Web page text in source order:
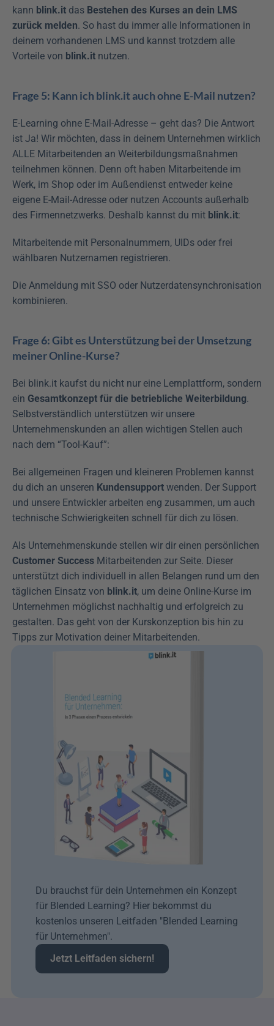
kann blink.it das Bestehen des Kurses an dein LMS
zurück melden. So hast du immer alle Informationen in
deinem vorhandenen LMS und kannst trotzdem alle
Vorteile von blink.it nutzen.
Frage 5: Kann ich blink.it auch ohne E-Mail nutzen?
E-Learning ohne E-Mail-Adresse – geht das? Die Antwort
ist Ja! Wir möchten, dass in deinem Unternehmen wirklich
ALLE Mitarbeitenden an Weiterbildungsmaßnahmen
teilnehmen können. Denn oft haben Mitarbeitende im
Werk, im Shop oder im Außendienst entweder keine
eigene E-Mail-Adresse oder nutzen Accounts außerhalb
des Firmennetzwerks. Deshalb kannst du mit blink.it:
Mitarbeitende mit Personalnummern, UIDs oder frei
wählbaren Nutzernamen registrieren.
Die Anmeldung mit SSO oder Nutzerdatensynchronisation
kombinieren.
Frage 6: Gibt es Unterstützung bei der Umsetzung
meiner Online-Kurse?
Bei blink.it kaufst du nicht nur eine Lernplattform, sondern
ein Gesamtkonzept für die betriebliche Weiterbildung.
Selbstverständlich unterstützen wir unsere
Unternehmenskunden an allen wichtigen Stellen auch
nach dem “Tool-Kauf”:
Bei allgemeinen Fragen und kleineren Problemen kannst
du dich an unseren Kundensupport wenden. Der Support
und unsere Entwickler arbeiten eng zusammen, um auch
technische Schwierigkeiten schnell für dich zu lösen.
Customer Success Mitarbeitenden zur Seite. Dieser
unterstützt dich individuell in allen Belangen rund um den
täglichen Einsatz von blink.it, um deine Online-Kurse im
Unternehmen möglichst nachhaltig und erfolgreich zu
gestalten. Das geht von der Kurskonzeption bis hin zu
Tipps zur Motivation deiner Mitarbeitenden.
Du brauchst für dein Unternehmen ein Konzept
für Blended Learning? Hier bekommst du
kostenlos unseren Leitfaden "Blended Learning
für Unternehmen".
Jetzt Leitfaden sichern!